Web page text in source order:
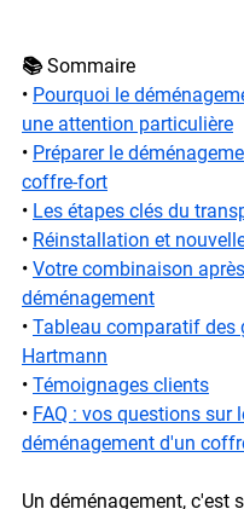
📚 Sommaire
• Pourquoi le
une attention particulière
• Préparer le
coffre-fort
• Les étapes clés du
• Réinstallation et
• Votre combinaison
déménagement
• Tableau comparatif des
Hartmann
• Témoignages clients
• FAQ : vos questions sur
déménagement d'un
Un déménagement, c'est